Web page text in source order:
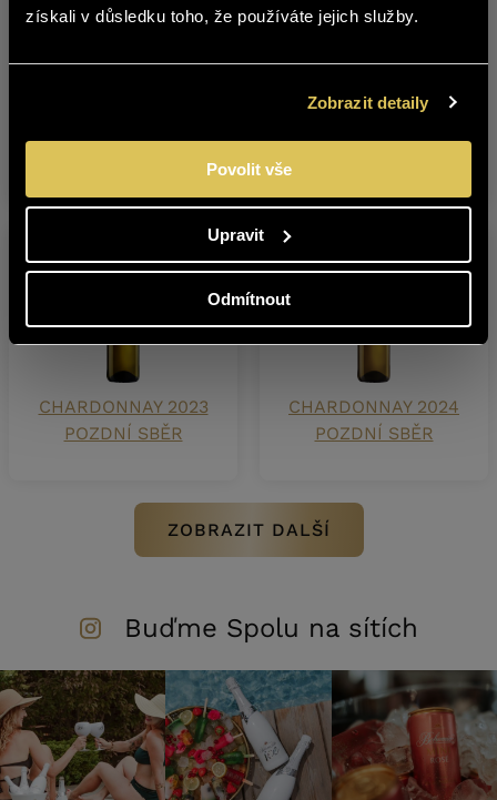
získali v důsledku toho, že používáte jejich služby.
Zobrazit detaily
Povolit vše
Upravit
Odmítnout
CABERNET
CHARDONNAY 2023
POZDNÍ SBĚR
CHARDONNAY 2024
POZDNÍ SBĚR
ZOBRAZIT DALŠÍ
Buďme Spolu na sítích
Jste starší 18 let?